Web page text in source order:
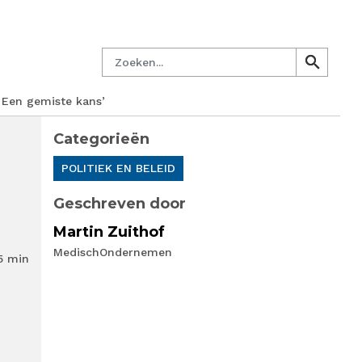
Zoeken
search
search
gemiste kans’
min
Categorieën
POLITIEK EN BELEID
Geschreven door
Martin Zuithof
MedischOndernemen